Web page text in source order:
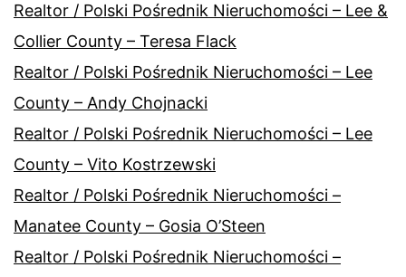
Realtor / Polski Pośrednik Nieruchomości – Lee &
Collier County – Teresa Flack
Realtor / Polski Pośrednik Nieruchomości – Lee
County – Andy Chojnacki
Realtor / Polski Pośrednik Nieruchomości – Lee
County – Vito Kostrzewski
Realtor / Polski Pośrednik Nieruchomości –
Manatee County – Gosia O’Steen
Realtor / Polski Pośrednik Nieruchomości –